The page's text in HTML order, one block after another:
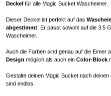
Deckel für alle Magic Bucket Wascheimer.
Dieser Deckel ist perfekt auf das
abgestimmt. Er passt sowohl auf die 3.5
Wascheimer.
Auch die Farben sind genau auf die Eimer
Design möglich als auch ein Color-Block
Gestalte deinen Magic Bucket nach
sind endlos.